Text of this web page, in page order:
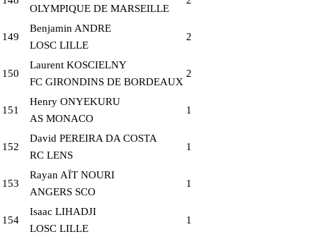
OLYMPIQUE DE MARSEILLE
149
Benjamin ANDRE
LOSC LILLE
2
150
Laurent KOSCIELNY
FC GIRONDINS DE BORDEAUX
2
151
Henry ONYEKURU
AS MONACO
1
152
David PEREIRA DA COSTA
RC LENS
1
153
Rayan AÏT NOURI
ANGERS SCO
1
154
Isaac LIHADJI
LOSC LILLE
1